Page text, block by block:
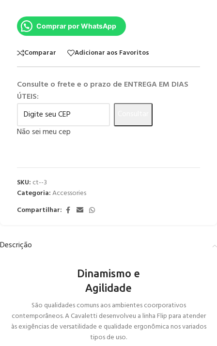
Comprar por WhatsApp
Comparar Adicionar aos Favoritos
Consulte o frete e o prazo de ENTREGA EM DIAS
ÚTEIS:
Não sei meu cep
SKU: ct--3
Categoria:Accessories
Compartilhar:
Descrição
Dinamismo e
Agilidade
São qualidades comuns aos ambientes coorporativos
contemporâneos. A Cavaletti desenvolveu a linha Flip para atender
às exigências de versatilidade e qualidade ergonômica nos variados
tipos de uso.